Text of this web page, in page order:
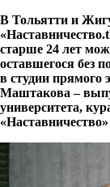
В Тольятти и
старше 24 лет
оставшегося без
в студии прямого
Маштакова –
университета,